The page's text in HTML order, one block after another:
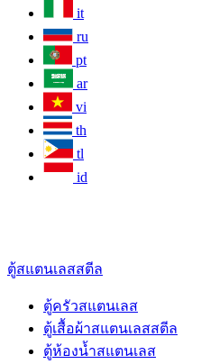
it
ru
pt
ar
vi
th
tl
id
ตู้สแตนเลสสตีล
ตู้ครัวสแตนเลส
ตู้เสื้อผ้าสแตนเลสสตีล
ตู้ห้องน้ำสแตนเลส